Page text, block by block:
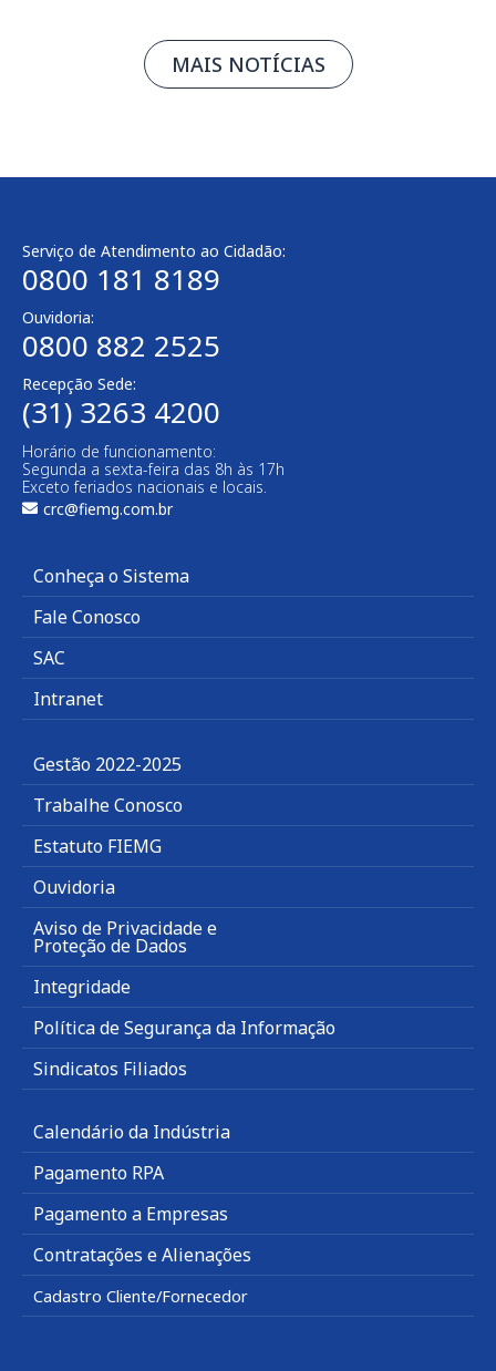
MAIS NOTÍCIAS
Serviço de Atendimento ao Cidadão:
0800 181 8189
Ouvidoria:
0800 882 2525
Recepção Sede:
(31) 3263 4200
Horário de funcionamento:
Segunda a sexta-feira das 8h às 17h
Exceto feriados nacionais e locais.
crc@fiemg.com.br
Conheça o Sistema
Fale Conosco
SAC
Intranet
Gestão 2022-2025
Trabalhe Conosco
Estatuto FIEMG
Ouvidoria
Aviso de Privacidade e
Proteção de Dados
Integridade
Política de Segurança da Informação
Sindicatos Filiados
Calendário da Indústria
Pagamento RPA
Pagamento a Empresas
Contratações e Alienações
Cadastro Cliente/Fornecedor